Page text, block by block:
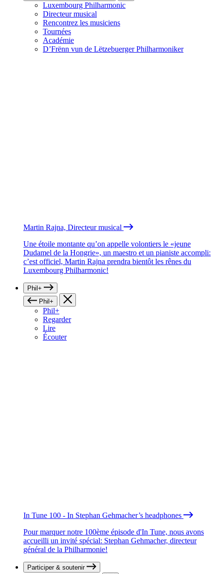
Luxembourg Philharmonic
Directeur musical
Rencontrez les musiciens
Tournées
Académie
D’Frënn vun de Lëtzebuerger Philharmoniker
Martin Rajna, Directeur musical
Une étoile montante qu’on appelle volontiers le «jeune
Dudamel de la Hongrie», un maestro et un pianiste accompli:
c’est officiel, Martin Rajna prendra bientôt les rênes du
Luxembourg Philharmonic!
Phil+
Phil+
Phil+
Regarder
Lire
Écouter
In Tune 100 - In Stephan Gehmacher’s headphones
Pour marquer notre 100ème épisode d'In Tune, nous avons
accueilli un invité spécial: Stephan Gehmacher, directeur
général de la Philharmonie!
Participer & soutenir